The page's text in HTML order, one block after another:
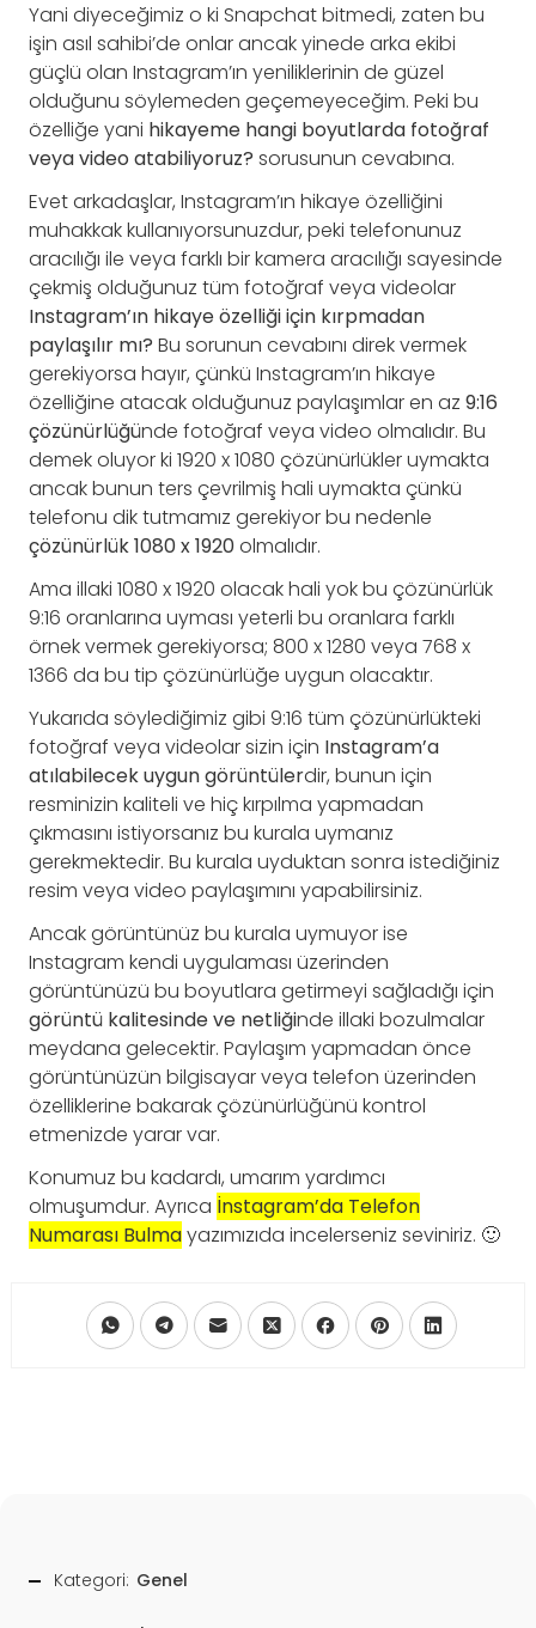
Yani diyeceğimiz o ki Snapchat bitmedi, zaten bu
işin asıl sahibi’de onlar ancak yinede arka ekibi
güçlü olan Instagram’ın yeniliklerinin de güzel
olduğunu söylemeden geçemeyeceğim. Peki bu
özelliğe yani hikayeme hangi boyutlarda fotoğraf
veya video atabiliyoruz? sorusunun cevabına.
Evet arkadaşlar, Instagram’ın hikaye özelliğini
muhakkak kullanıyorsunuzdur, peki telefonunuz
aracılığı ile veya farklı bir kamera aracılığı sayesinde
çekmiş olduğunuz tüm fotoğraf veya videolar
Instagram’ın hikaye özelliği için kırpmadan
paylaşılır mı? Bu sorunun cevabını direk vermek
gerekiyorsa hayır, çünkü Instagram’ın hikaye
özelliğine atacak olduğunuz paylaşımlar en az 9:16
çözünürlüğünde fotoğraf veya video olmalıdır. Bu
demek oluyor ki 1920 x 1080 çözünürlükler uymakta
ancak bunun ters çevrilmiş hali uymakta çünkü
telefonu dik tutmamız gerekiyor bu nedenle
çözünürlük 1080 x 1920olmalıdır.
Ama illaki 1080 x 1920 olacak hali yok bu çözünürlük
9:16 oranlarına uyması yeterli bu oranlara farklı
örnek vermek gerekiyorsa; 800 x 1280 veya 768 x
1366 da bu tip çözünürlüğe uygun olacaktır.
Yukarıda söylediğimiz gibi 9:16 tüm çözünürlükteki
fotoğraf veya videolar sizin için Instagram’a
atılabilecek uygun görüntülerdir, bunun için
resminizin kaliteli ve hiç kırpılma yapmadan
çıkmasını istiyorsanız bu kurala uymanız
gerekmektedir. Bu kurala uyduktan sonra istediğiniz
resim veya video paylaşımını yapabilirsiniz.
Ancak görüntünüz bu kurala uymuyor ise
Instagram kendi uygulaması üzerinden
görüntünüzü bu boyutlara getirmeyi sağladığı için
görüntü kalitesinde ve netliğinde illaki bozulmalar
meydana gelecektir. Paylaşım yapmadan önce
görüntünüzün bilgisayar veya telefon üzerinden
özelliklerine bakarak çözünürlüğünü kontrol
etmenizde yarar var.
Konumuz bu kadardı, umarım yardımcı
olmuşumdur. Ayrıca İnstagram’da Telefon
Numarası Bulmayazımızıda incelerseniz seviniriz. 🙂
Kategori: Genel